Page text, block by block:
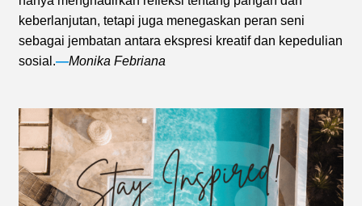
keberlanjutan, tetapi juga menegaskan peran seni
sebagai jembatan antara ekspresi kreatif dan kepedulian
sosial.—Monika Febriana